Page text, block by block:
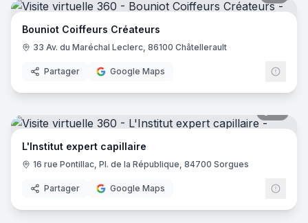
Bouniot Coiffeurs Créateurs
33 Av. du Maréchal Leclerc, 86100 Châtellerault
Partager Google Maps
L'Institut expert capillaire
16 rue Pontillac, Pl. de la République, 84700 Sorgues
Partager Google Maps
8